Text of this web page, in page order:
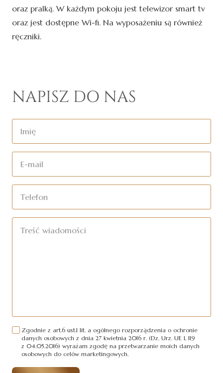
oraz pralką. W każdym pokoju jest telewizor smart tv
oraz jest dostępne Wi-fi. Na wyposażeniu są również
ręczniki.
NAPISZ DO NAS
Zgodnie z art.6 ust.1 lit. a ogólnego rozporządzenia o ochronie
danych osobowych z dnia 27 kwietnia 2016 r. (Dz. Urz. UE L 119
z 04.05.2016) wyrażam zgodę na przetwarzanie moich danych
osobowych do celów marketingowych.